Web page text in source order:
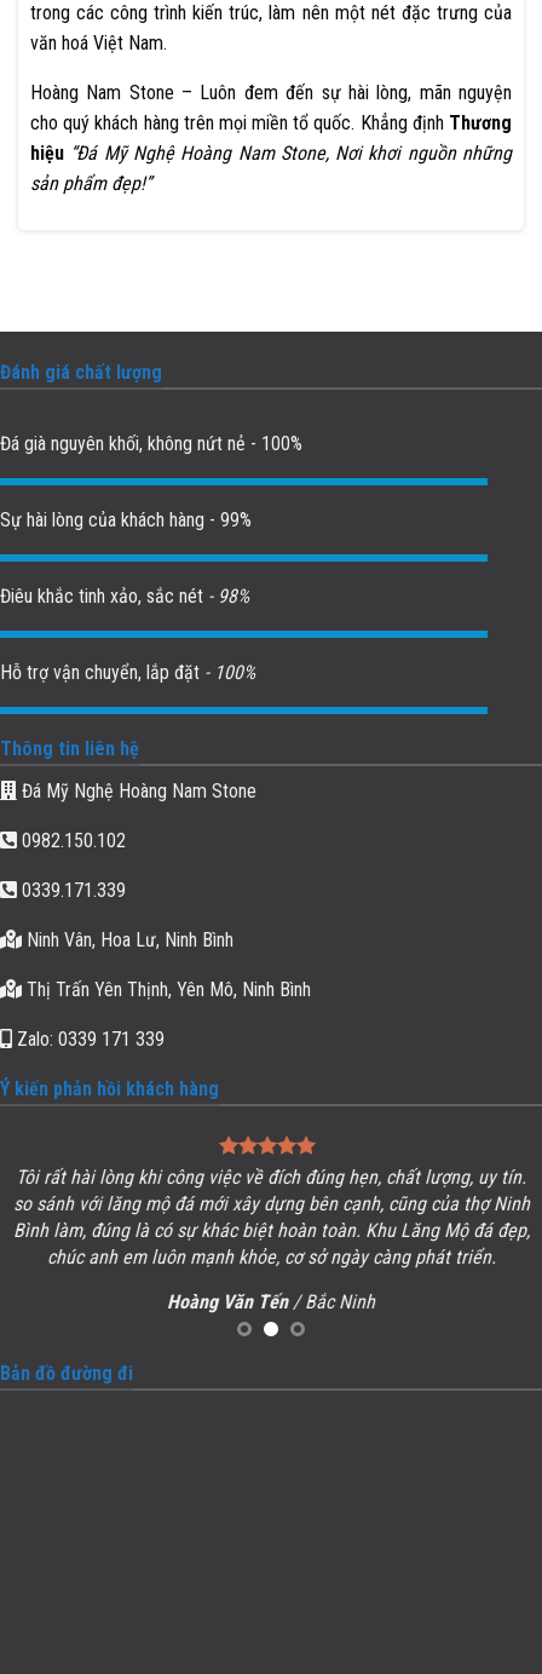
trong các công trình kiến trúc, làm nên một nét đặc trưng của
văn hoá Việt Nam.
Hoàng Nam Stone – Luôn đem đến sự hài lòng, mãn nguyện
cho quý khách hàng trên mọi miền tổ quốc. Khẳng định Thương
hiệu “Đá Mỹ Nghệ Hoàng Nam Stone, Nơi khơi nguồn những
sản phẩm đẹp!”
Đánh giá chất lượng
Đá già nguyên khối, không nứt nẻ - 100%
Sự hài lòng của khách hàng - 99%
Điêu khắc tinh xảo, sắc nét - 98%
Hỗ trợ vận chuyển, lắp đặt - 100%
Thông tin liên hệ
Đá Mỹ Nghệ Hoàng Nam Stone
0982.150.102
0339.171.339
Ninh Vân, Hoa Lư, Ninh Bình
Thị Trấn Yên Thịnh, Yên Mô, Ninh Bình
Zalo: 0339 171 339
Ý kiến phản hồi khách hàng
Tôi rất hài lòng khi công việc về đích đúng hẹn, chất lượng, uy tín.
so sánh với lăng mộ đá mới xây dựng bên cạnh, cũng của thợ Ninh
Bình làm, đúng là có sự khác biệt hoàn toàn. Khu Lăng Mộ đáđẹp,
chúc anh em luôn mạnh khỏe, cơ sở ngày càng phát triển.
Hoàng Văn Tến / Bắc Ninh
Bản đồ đường đi